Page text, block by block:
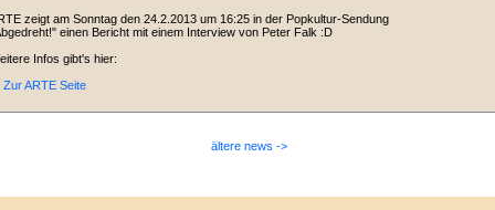
zeigt am Sonntag den 24.2.2013 um 16:25 in der Popkultur-Sendung
einen Bericht mit einem Interview von Peter Falk :D
Infos gibt's hier:
Zur ARTE Seite
ältere news ->